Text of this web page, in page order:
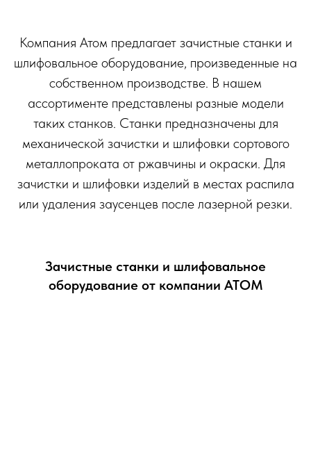
Компания Атом предлагает зачистные станки и
шлифовальное оборудование, произведенные на
собственном производстве. В нашем
ассортименте представлены разные модели
таких станков. Станки предназначены для
механической зачистки и шлифовки сортового
металлопроката от ржавчины и окраски. Для
зачистки и шлифовки изделий в местах распила
или удаления заусенцев после лазерной резки.
Зачистные станки и шлифовальное
оборудование от компании АТОМ